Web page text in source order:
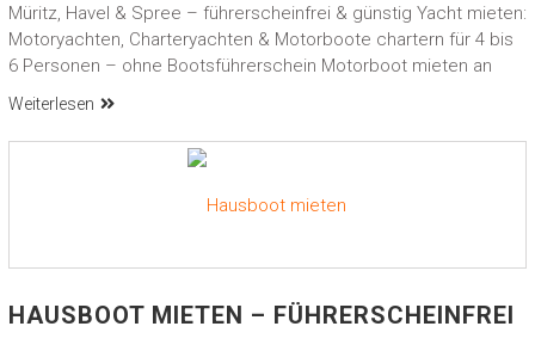
Müritz, Havel & Spree – führerscheinfrei & günstig Yacht mieten:
Motoryachten, Charteryachten & Motorboote chartern für 4 bis
6 Personen – ohne Bootsführerschein Motorboot mieten an
Weiterlesen
HAUSBOOT MIETEN – FÜHRERSCHEINFREI